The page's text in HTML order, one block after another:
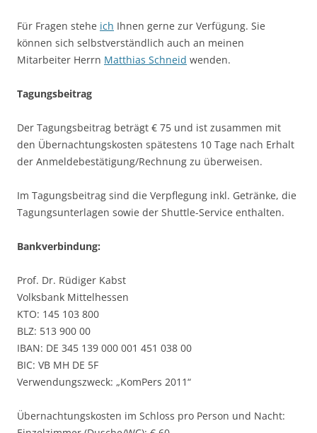
Für Fragen stehe ich Ihnen gerne zur Verfügung. Sie
können sich selbstverständlich auch an meinen
Mitarbeiter Herrn Matthias Schneid wenden.
Tagungsbeitrag
Der Tagungsbeitrag beträgt € 75 und ist zusammen mit
den Übernachtungskosten spätestens 10 Tage nach Erhalt
der Anmeldebestätigung/Rechnung zu überweisen.
Im Tagungsbeitrag sind die Verpflegung inkl. Getränke, die
Tagungsunterlagen sowie der Shuttle-Service enthalten.
Bankverbindung:
Prof. Dr. Rüdiger Kabst
Volksbank Mittelhessen
KTO: 145 103 800
BLZ: 513 900 00
IBAN: DE 345 139 000 001 451 038 00
BIC: VB MH DE 5F
Verwendungszweck: „KomPers 2011“
Übernachtungskosten im Schloss pro Person und Nacht: